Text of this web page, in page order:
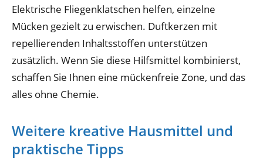
Elektrische Fliegenklatschen helfen, einzelne
Mücken gezielt zu erwischen. Duftkerzen mit
repellierenden Inhaltsstoffen unterstützen
zusätzlich. Wenn Sie diese Hilfsmittel kombinierst,
schaffen Sie Ihnen eine mückenfreie Zone, und das
alles ohne Chemie.
Weitere kreative Hausmittel und
praktische Tipps